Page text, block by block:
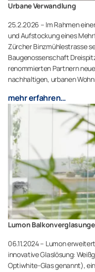
Urbane Verwandlung
25.2.2026 – Im Rahmen
und Aufstockung eines
Zürcher Binzmühlestrasse
Baugenossenschaft
renommierten Partnern
nachhaltigen, urbanen
mehr erfahren…
Lumon
06.11.2024 – Lumon
innovative Glaslösung:
Optiwhite-Glas genannt),